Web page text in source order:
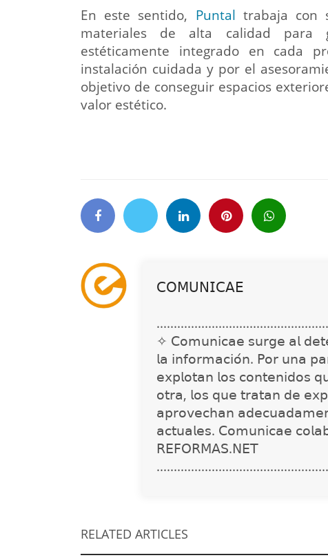
En este sentido, Puntal trabaja con
materiales de alta calidad para
estéticamente integrado en cada
instalación cuidada y por el
objetivo de conseguir espacios
valor estético.
𝖢𝖮𝖬𝖴𝖭𝖨𝖢𝖠𝖤
✧ 𝖢𝗈𝗆𝗎𝗇𝗂𝖼𝖺𝖾 𝗌𝗎𝗋𝗀𝖾 𝖺𝗅
𝗅𝖺 𝗂𝗇𝖿𝗈𝗋𝗆𝖺𝖼𝗂𝗈́𝗇. 𝖯𝗈𝗋 𝗎𝗇𝖺
𝖾𝗑𝗉𝗅𝗈𝗍𝖺𝗇 𝗅𝗈𝗌 𝖼𝗈𝗇𝗍𝖾𝗇𝗂𝖽𝗈𝗌
𝗈𝗍𝗋𝖺, 𝗅𝗈𝗌 𝗊𝗎𝖾 𝗍𝗋𝖺𝗍𝖺𝗇 𝖽𝖾
𝖺𝗉𝗋𝗈𝗏𝖾𝖼𝗁𝖺𝗇
𝖺𝖼𝗍𝗎𝖺𝗅𝖾𝗌. 𝖢𝗈𝗆𝗎𝗇𝗂𝖼𝖺𝖾
𝖱𝖤𝖥𝖮𝖱𝖬𝖠𝖲.𝖭𝖤𝖳
RELATED ARTICLES